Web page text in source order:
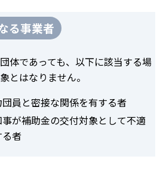
る事業者
体であっても、以下に該当する場
とはなりません。
員と密接な関係を有する者
が補助金の交付対象として不適
者